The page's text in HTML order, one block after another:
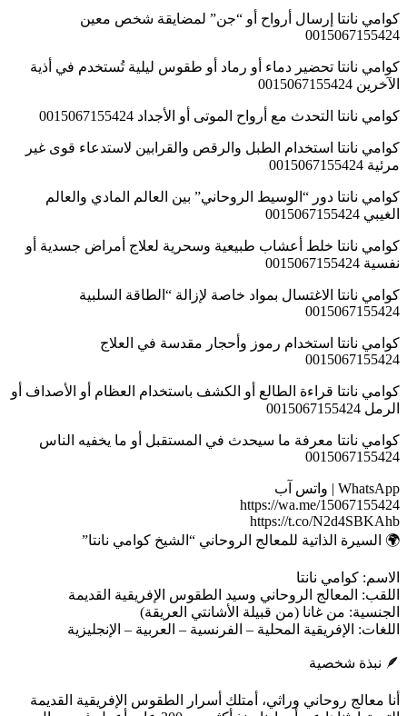
كوامي نانتا إرسال أرواح أو “جن” لمضايقة شخص معين
0015067155424
كوامي نانتا تحضير دماء أو رماد أو طقوس ليلية تُستخدم في أذية
الآخرين 0015067155424
كوامي نانتا التحدث مع أرواح الموتى أو الأجداد 0015067155424
كوامي نانتا استخدام الطبل والرقص والقرابين لاستدعاء قوى غير
مرئية 0015067155424
كوامي نانتا دور “الوسيط الروحاني” بين العالم المادي والعالم
الغيبي 0015067155424
كوامي نانتا خلط أعشاب طبيعية وسحرية لعلاج أمراض جسدية أو
نفسية 0015067155424
كوامي نانتا الاغتسال بمواد خاصة لإزالة “الطاقة السلبية
0015067155424
كوامي نانتا استخدام رموز وأحجار مقدسة في العلاج
0015067155424
كوامي نانتا قراءة الطالع أو الكشف باستخدام العظام أو الأصداف أو
الرمل 0015067155424
كوامي نانتا معرفة ما سيحدث في المستقبل أو ما يخفيه الناس
0015067155424
WhatsApp | واتس آب
https://wa.me/15067155424
https://t.co/N2d4SBKAhb
🌍 السيرة الذاتية للمعالج الروحاني “الشيخ كوامي نانتا”
الاسم: كوامي نانتا
اللقب: المعالج الروحاني وسيد الطقوس الإفريقية القديمة
الجنسية: من غانا (من قبيلة الأشانتي العريقة)
اللغات: الإفريقية المحلية – الفرنسية – العربية – الإنجليزية
🪶 نبذة شخصية
أنا معالج روحاني وراثي، أمتلك أسرار الطقوس الإفريقية القديمة